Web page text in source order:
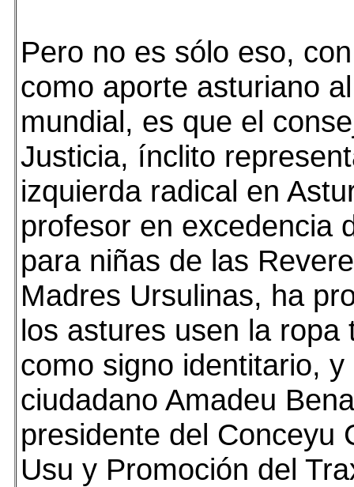
Pero no es sólo eso,
como aporte asturiano
mundial, es que el
Justicia, ínclito
izquierda radical en
profesor en excedencia
para niñas de las
Madres Ursulinas, ha
los astures usen la ropa
como signo identitario,
ciudadano Amadeu
presidente del Conceyu
Usu y Promoción del